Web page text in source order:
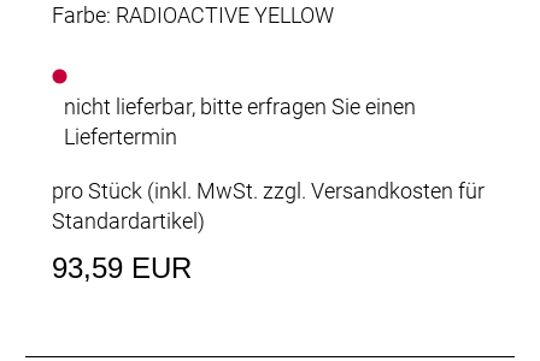
Farbe: RADIOACTIVE YELLOW
nicht lieferbar, bitte erfragen Sie einen
Liefertermin
pro Stück (inkl. MwSt. zzgl. Versandkosten für
Standardartikel)
93,59 EUR